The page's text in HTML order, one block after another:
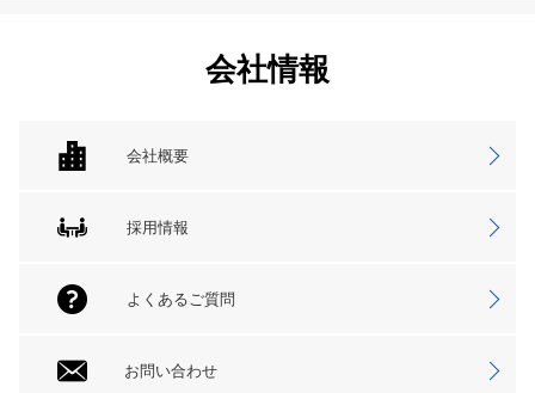
会社情報
会社概要
採用情報
よくあるご質問
お問い合わせ